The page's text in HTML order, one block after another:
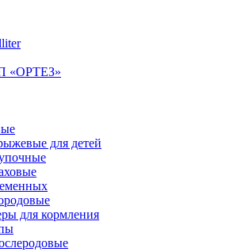
«ОРТЕЗ»
для детей
для кормления